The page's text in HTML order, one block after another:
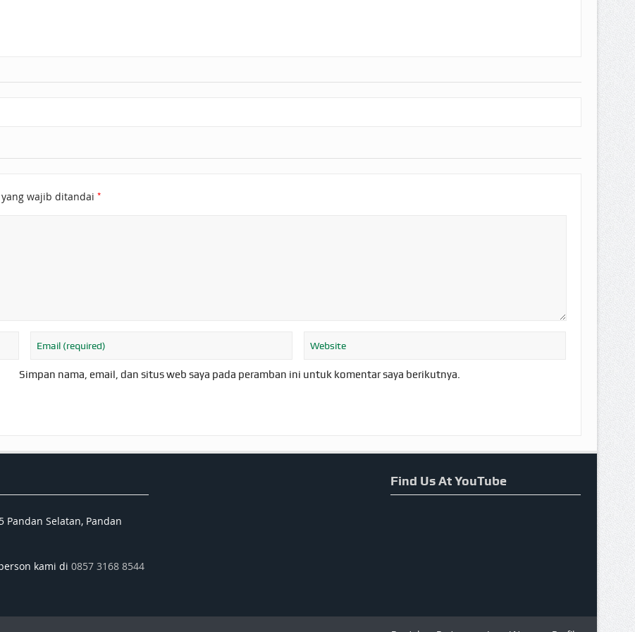
yang wajib ditandai *
Simpan nama, email, dan situs web saya pada peramban ini untuk komentar saya berikutnya.
Pandan Selatan, Pandan
kami di 0857 3168 8544
Find Us At YouTube